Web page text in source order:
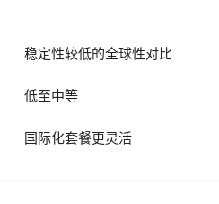
稳定性较低的全球性对比
低至中等
国际化套餐更灵活